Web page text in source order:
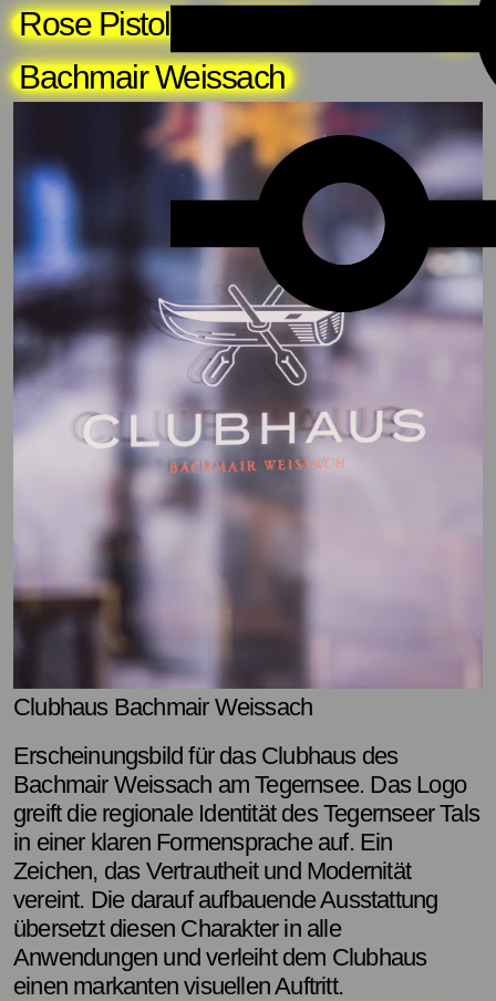
Rose Pistola
Bachmair Weissach
Clubhaus Bachmair Weissach
Erscheinungsbild für das Clubhaus des
Bachmair Weissach am Tegernsee. Das Logo
greift die regionale Identität des Tegernseer Tals
in einer klaren Formensprache auf. Ein
Zeichen, das Vertrautheit und Modernität
vereint. Die darauf aufbauende Ausstattung
übersetzt diesen Charakter in alle
Anwendungen und verleiht dem Clubhaus
einen markanten visuellen Auftritt.